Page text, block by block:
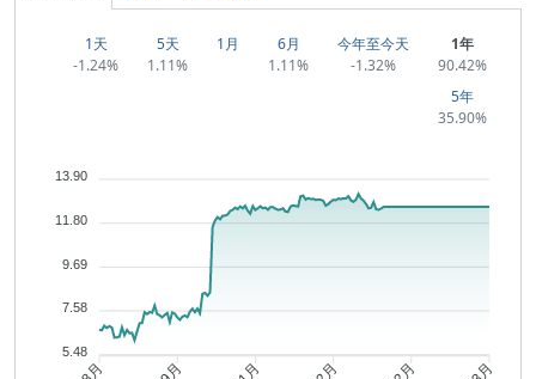
1天
-1.24%
5天
1.11%
1月
6月
1.11%
今年至今天
-1.32%
1年
90.42%
5年
35.90%
13.90
11.80
9.69
7.58
5.48